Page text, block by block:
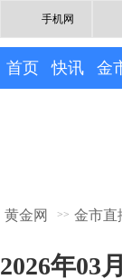
手机网
首页 快讯 金
黄金网 >> 金市直
2026年03